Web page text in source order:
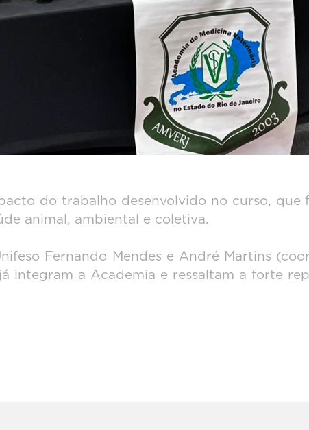
do trabalho desenvolvido no curso, que
animal, ambiental e coletiva.
Fernando Mendes e André Martins
integram a Academia e ressaltam a forte